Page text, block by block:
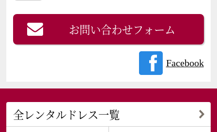
お問い合わせフォーム
Facebook
全レンタルドレス一覧